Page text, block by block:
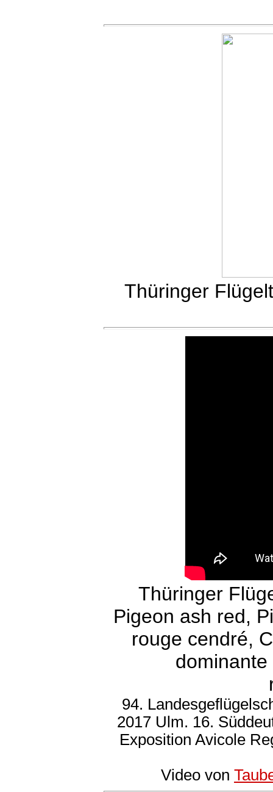
Thüringer
Thüringer
Pigeon ash red,
rouge cendré,
94.
2017 Ulm. 16.
Exposition Avicole
Video von